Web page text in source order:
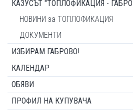
КАЗУСЪТ "ТОПЛОФИКАЦИЯ -
НОВИНИ за ТОПЛОФИКАЦИЯ
ДОКУМЕНТИ
ИЗБИРАМ ГАБРОВО!
КАЛЕНДАР
ОБЯВИ
ПРОФИЛ НА КУПУВАЧА